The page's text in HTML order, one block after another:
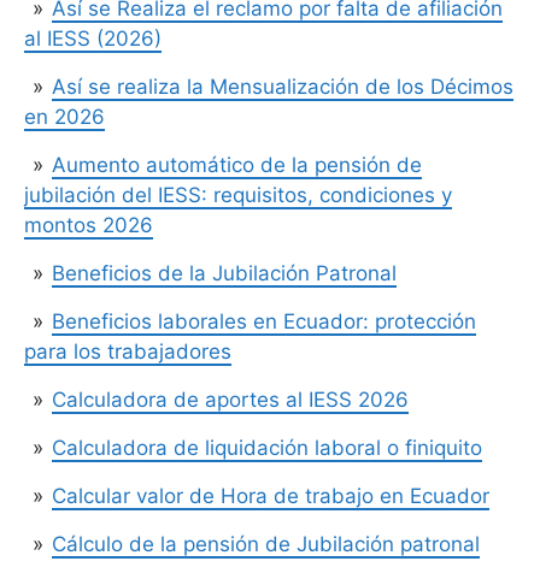
Así se Realiza el reclamo por falta de afiliación
al IESS (2026)
Así se realiza la Mensualización de los Décimos
en 2026
Aumento automático de la pensión de
jubilación del IESS: requisitos, condiciones y
montos 2026
Beneficios de la Jubilación Patronal
Beneficios laborales en Ecuador: protección
para los trabajadores
Calculadora de aportes al IESS 2026
Calculadora de liquidación laboral o finiquito
Calcular valor de Hora de trabajo en Ecuador
Cálculo de la pensión de Jubilación patronal